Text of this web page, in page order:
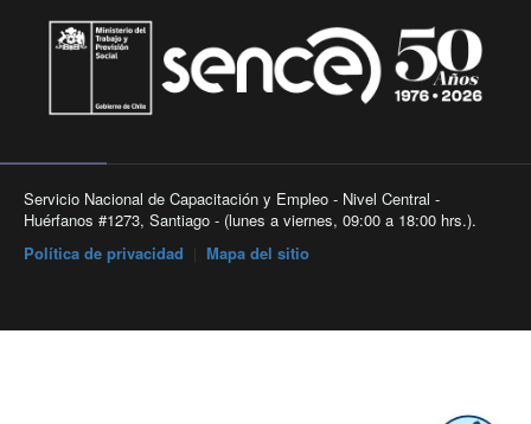
Servicio Nacional de Capacitación y Empleo - Nivel Central -
Huérfanos #1273, Santiago - (lunes a viernes, 09:00 a 18:00 hrs.).
Política de privacidad
Mapa del sitio